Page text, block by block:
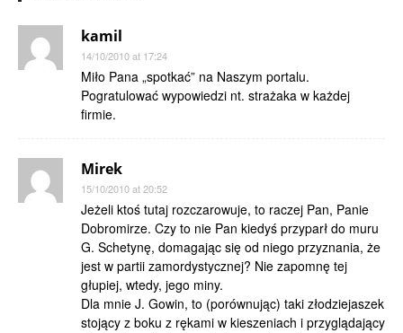
kamil
14/10/2010 at 17:24
Miło Pana „spotkać” na Naszym portalu.
Pogratulować wypowiedzi nt. strażaka w każdej
firmie.
Mirek
15/10/2010 at 20:52
Jeżeli ktoś tutaj rozczarowuje, to raczej Pan, Panie
Dobromirze. Czy to nie Pan kiedyś przyparł do muru
G. Schetynę, domagając się od niego przyznania, że
jest w partii zamordystycznej? Nie zapomnę tej
głupiej, wtedy, jego miny.
Dla mnie J. Gowin, to (porównując) taki złodziejaszek
stojący z boku z rękami w kieszeniach i przyglądający